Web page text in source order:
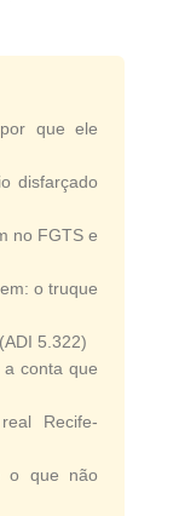
que ele
disfarçado
no FGTS e
o truque
5.322)
conta que
Recife-
o que não